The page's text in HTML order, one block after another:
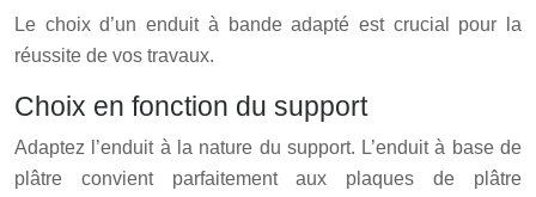
Le choix d’un enduit à bande adapté est crucial pour la
réussite de vos travaux.
Choix en fonction du support
Adaptez l’enduit à la nature du support. L’enduit à base de
plâtre convient parfaitement aux plaques de plâtre